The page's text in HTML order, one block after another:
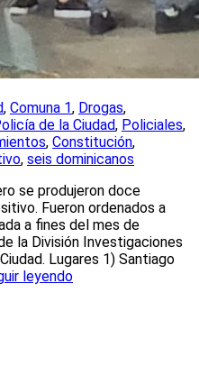
, Comuna 1, Drogas,
de la Ciudad, Policiales,
, Constitución,
, seis dominicanos
se produjeron doce
Fueron ordenados a
a fines del mes de
la División Investigaciones
Lugares 1) Santiago
leyendo